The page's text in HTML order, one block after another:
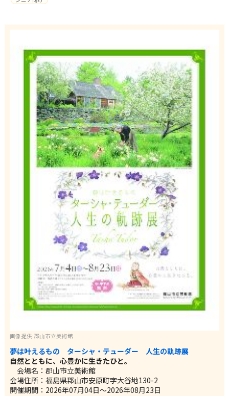
画像提供:郡山市立美術館
夢は叶えるもの ターシャ・テューダー 人生の軌跡展
自然とともに、心豊かに生きたひと。
会場名：郡山市立美術館
会場住所：福島県郡山市安原町字大谷地130-2
開催期間：2026年07月04日～2026年08月23日